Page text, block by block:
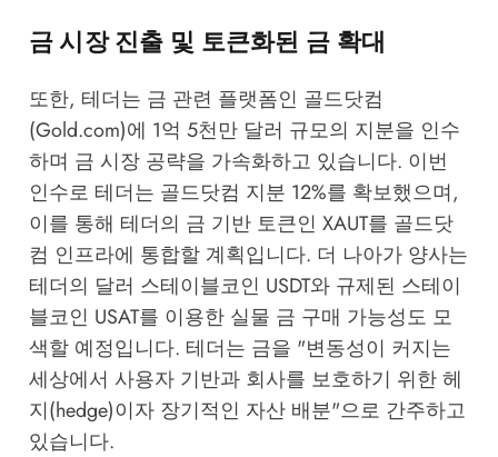
금 시장 진출 및 토큰화된 금 확대
또한, 테더는 금 관련 플랫폼인 골드닷컴
(Gold.com)에 1억 5천만 달러 규모의 지분을 인수
하며 금 시장 공략을 가속화하고 있습니다. 이번
인수로 테더는 골드닷컴 지분 12%를 확보했으며,
이를 통해 테더의 금 기반 토큰인 XAUT를 골드닷
컴 인프라에 통합할 계획입니다. 더 나아가 양사는
테더의 달러 스테이블코인 USDT와 규제된 스테이
블코인 USAT를 이용한 실물 금 구매 가능성도 모
색할 예정입니다. 테더는 금을 "변동성이 커지는
세상에서 사용자 기반과 회사를 보호하기 위한 헤
지(hedge)이자 장기적인 자산 배분"으로 간주하고
있습니다.